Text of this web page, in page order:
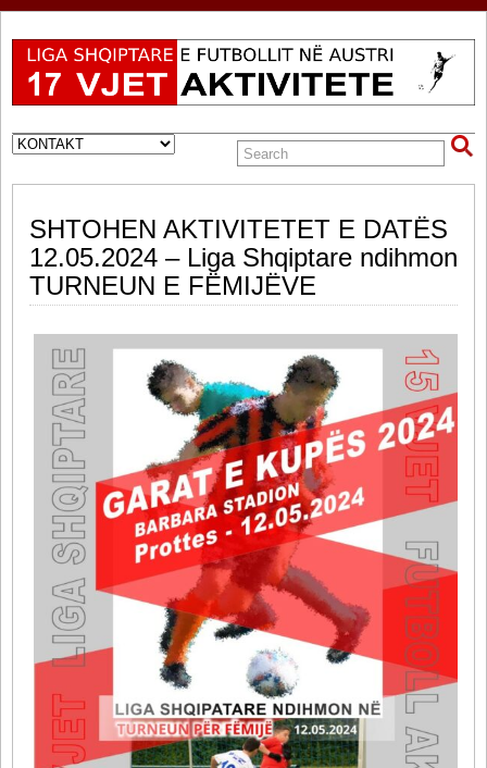
SHTOHEN AKTIVITETET E DATËS
12.05.2024 – Liga Shqiptare ndihmon
TURNEUN E FËMIJËVE